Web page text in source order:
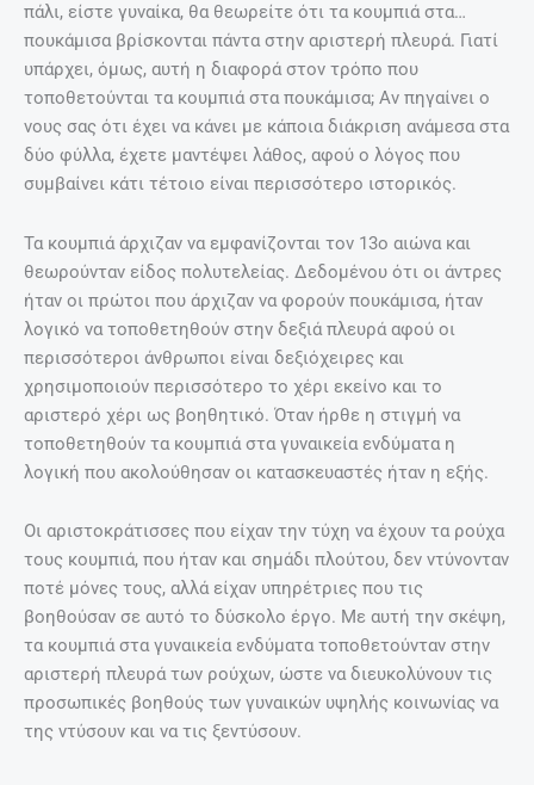
πάλι, είστε γυναίκα, θα θεωρείτε ότι τα κουμπιά στα…
πουκάμισα βρίσκονται πάντα στην αριστερή πλευρά. Γιατί
υπάρχει, όμως, αυτή η διαφορά στον τρόπο που
τοποθετούνται τα κουμπιά στα πουκάμισα; Αν πηγαίνει ο
νους σας ότι έχει να κάνει με κάποια διάκριση ανάμεσα στα
δύο φύλλα, έχετε μαντέψει λάθος, αφού ο λόγος που
συμβαίνει κάτι τέτοιο είναι περισσότερο ιστορικός.
Τα κουμπιά άρχιζαν να εμφανίζονται τον 13ο αιώνα και
θεωρούνταν είδος πολυτελείας. Δεδομένου ότι οι άντρες
ήταν οι πρώτοι που άρχιζαν να φορούν πουκάμισα, ήταν
λογικό να τοποθετηθούν στην δεξιά πλευρά αφού οι
περισσότεροι άνθρωποι είναι δεξιόχειρες και
χρησιμοποιούν περισσότερο το χέρι εκείνο και το
αριστερό χέρι ως βοηθητικό. Όταν ήρθε η στιγμή να
τοποθετηθούν τα κουμπιά στα γυναικεία ενδύματα η
λογική που ακολούθησαν οι κατασκευαστές ήταν η εξής.
Οι αριστοκράτισσες που είχαν την τύχη να έχουν τα ρούχα
τους κουμπιά, που ήταν και σημάδι πλούτου, δεν ντύνονταν
ποτέ μόνες τους, αλλά είχαν υπηρέτριες που τις
βοηθούσαν σε αυτό το δύσκολο έργο. Με αυτή την σκέψη,
τα κουμπιά στα γυναικεία ενδύματα τοποθετούνταν στην
αριστερή πλευρά των ρούχων, ώστε να διευκολύνουν τις
προσωπικές βοηθούς των γυναικών υψηλής κοινωνίας να
της ντύσουν και να τις ξεντύσουν.